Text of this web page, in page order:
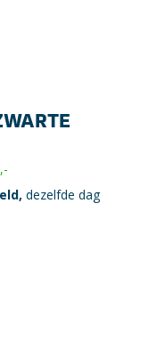
dezelfde dag